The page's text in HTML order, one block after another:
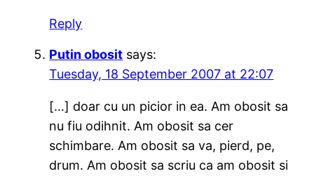
Reply
Putin obosit says:
Tuesday, 18 September 2007 at 22:07
[…] doar cu un picior in ea. Am obosit sa
nu fiu odihnit. Am obosit sa cer
schimbare. Am obosit sa va, pierd, pe,
drum. Am obosit sa scriu ca am obosit si